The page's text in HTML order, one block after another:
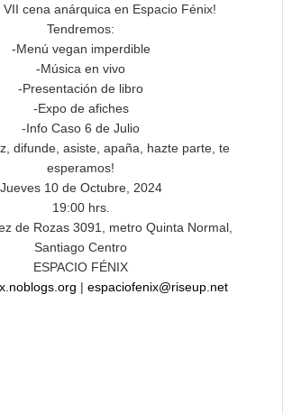
cena anárquica en Espacio Fénix!
Tendremos:
-Menú vegan imperdible
-Música en vivo
-Presentación de libro
-Expo de afiches
-Info Caso 6 de Julio
difunde, asiste, apaña, hazte parte, te
esperamos!
Jueves 10 de Octubre, 2024
19:00 hrs.
de Rozas 3091, metro Quinta Normal,
Santiago Centro
ESPACIO FÉNIX
| espaciofenix@riseup.net